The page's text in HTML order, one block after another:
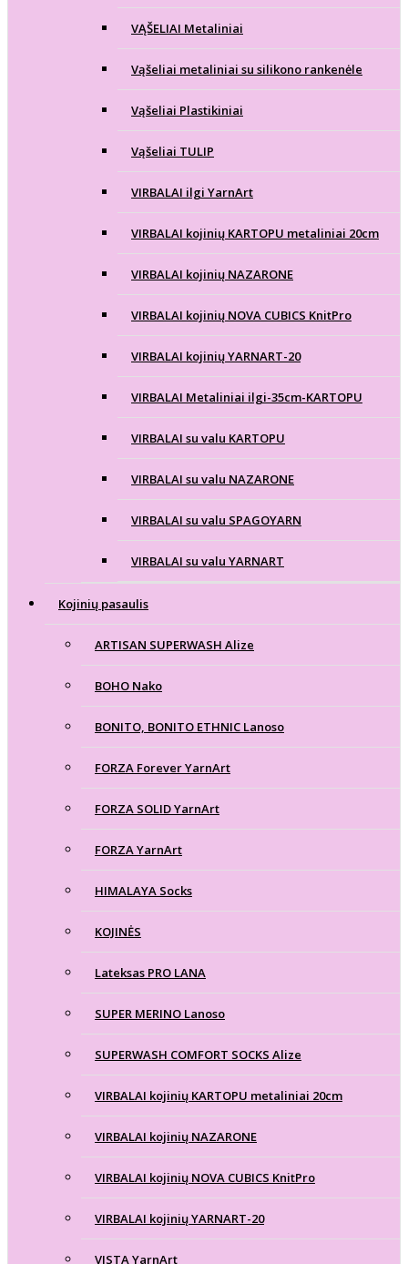
VĄŠELIAI Metaliniai
Vąšeliai metaliniai su silikono rankenėle
Vąšeliai Plastikiniai
Vąšeliai TULIP
VIRBALAI ilgi YarnArt
VIRBALAI kojinių KARTOPU metaliniai 20cm
VIRBALAI kojinių NAZARONE
VIRBALAI kojinių NOVA CUBICS KnitPro
VIRBALAI kojinių YARNART-20
VIRBALAI Metaliniai ilgi-35cm-KARTOPU
VIRBALAI su valu KARTOPU
VIRBALAI su valu NAZARONE
VIRBALAI su valu SPAGOYARN
VIRBALAI su valu YARNART
Kojinių pasaulis
ARTISAN SUPERWASH Alize
BOHO Nako
BONITO, BONITO ETHNIC Lanoso
FORZA Forever YarnArt
FORZA SOLID YarnArt
FORZA YarnArt
HIMALAYA Socks
KOJINĖS
Lateksas PRO LANA
SUPER MERINO Lanoso
SUPERWASH COMFORT SOCKS Alize
VIRBALAI kojinių KARTOPU metaliniai 20cm
VIRBALAI kojinių NAZARONE
VIRBALAI kojinių NOVA CUBICS KnitPro
VIRBALAI kojinių YARNART-20
VISTA YarnArt